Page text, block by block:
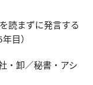
読まずに発言する
目）
・卸／秘書・アシ